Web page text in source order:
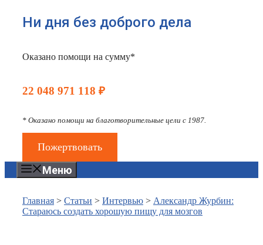
Ни дня без доброго дела
Оказано помощи на сумму*
22 048 971 118 ₽
* Оказано помощи на благотворительные цели с 1987.
Пожертвовать
Меню
Главная > Статьи > Интервью > Александр Журбин:
Стараюсь создать хорошую пищу для мозгов